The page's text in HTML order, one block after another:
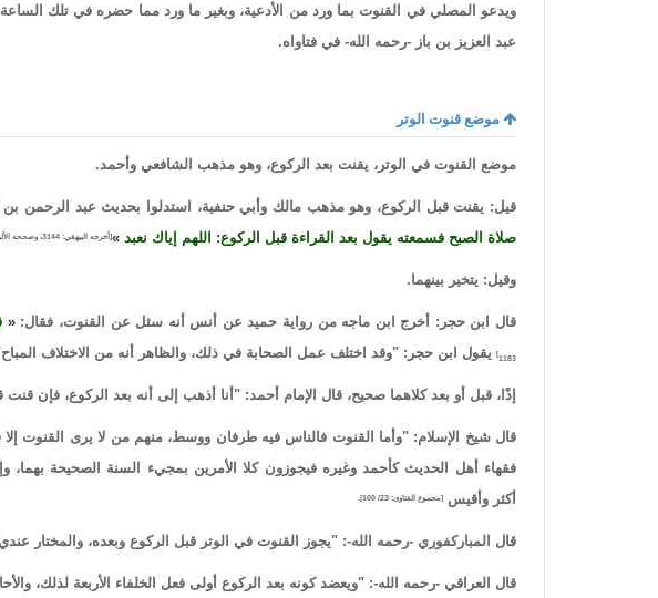
ويدعو المصلي في القنوت بما ورد من الأدعية، وبغير ما ورد مما حضره في تلك
عبد العزيز بن باز -رحمه الله- في فتاواه.
موضع قنوت الوتر
موضع القنوت في الوتر، يقنت بعد الركوع، وهو مذهب الشافعي وأحمد.
قيل: يقنت قبل الركوع، وهو مذهب مالك وأبي حنفية، استدلوا بحديث عبد الرحمن
صلاة الصبح فسمعته يقول بعد القراءة قبل الركوع: اللهم إياك نعبد
[أخرجه البيهقي: 3144، وصححه الألباني في الإرواء].
وقيل: يتخير بينهما.
قال ابن حجر: أخرج ابن ماجه من رواية حميد عن أنس أنه سئل عن القنوت، فقال:
1183] يقول ابن حجر: "وقد اختلف عمل الصحابة في ذلك، والظاهر أنه من الاختلاف
إذًا، قبل أو بعد كلاهما صحيح، قال الإمام أحمد: "أنا أذهب إلى أنه بعد الركوع، فإن قنت
قال شيخ الإسلام: "وأما القنوت فالناس فيه طرفان ووسط، منهم من لا يرى القنوت إلا
فقهاء أهل الحديث كأحمد وغيره فيجوزون كلا الأمرين بمجيء السنة الصحيحة بهما،
أكثر وأقيس [مجموع الفتاوى: 23/ 100].
قال المباركفوري -رحمه الله-: "يجوز القنوت في الوتر قبل الركوع وبعده، والمختار
قال العراقي -رحمه الله-: "ويعضد كونه بعد الركوع أولى فعل الخلفاء الأربعة لذلك،